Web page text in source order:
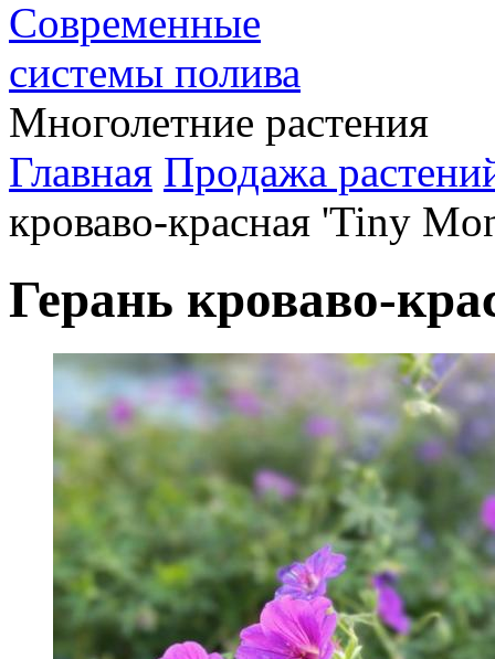
Многолетние растения
Главная Продажа
кроваво-красная 'Tiny
Герань кроваво-